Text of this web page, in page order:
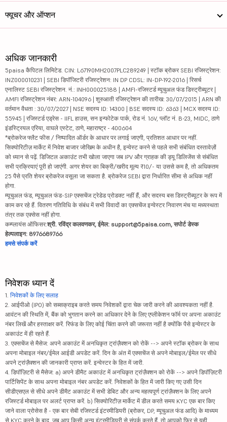
फ्यूचर और ऑप्शन
अधिक जानकारी
5paisa कैपिटल लिमिटेड. CIN: L67190MH2007PLC289249 | स्टॉक ब्रोकर SEBI रजिस्ट्रेशन:
INZ000010231 | SEBI डिपॉजिटरी रजिस्ट्रेशन: IN DP CDSL: IN-DP-192-2016 | रिसर्च
एनालिस्ट SEBI रजिस्ट्रेशन. नं.: INH000025188 | AMFI-रजिस्टर्ड म्यूचुअल फंड डिस्ट्रीब्यूटर |
AMFI रजिस्ट्रेशन नंबर: ARN-104096 | शुरुआती रजिस्ट्रेशन की तारीख: 30/07/2015 | ARN की
वर्तमान वैधता : 30/07/2027 | NSE सदस्य ID: 14300 | BSE सदस्य ID: 6363 | MCX सदस्य ID:
55945 | रजिस्टर्ड एड्रेस - IIFL हाउस, सन इन्फोटेक पार्क, रोड नं. 16V, प्लॉट नं. B-23, MIDC, ठाणे
इंडस्ट्रियल एरिया, वाघले एस्टेट, ठाणे, महाराष्ट्र - 400604
*ब्रोकरेज फ्लैट फीस / निष्पादित ऑर्डर के आधार पर लगाई जाएगी, प्रतिशत आधार पर नहीं.
सिक्योरिटीज़ मार्केट में निवेश बाजार जोखिम के अधीन है, इन्वेस्ट करने से पहले सभी संबंधित दस्तावेज़ों
को ध्यान से पढ़ें. डिजिटल अकाउंट तभी खोला जाएगा जब IPV और ग्राहक की ड्यू डिलिजेंस से संबंधित
सभी प्रक्रियाएं पूरी हो जाएंगी. अगर शेयर का बिक्री/खरीद मूल्य ₹10/- या उससे कम है, तो अधिकतम
25 पैसे प्रति शेयर ब्रोकरेज वसूला जा सकता है. ब्रोकरेज SEBI द्वारा निर्धारित सीमा से अधिक नहीं
होगा.
म्यूचुअल फंड, म्यूचुअल फंड-SIP एक्सचेंज ट्रेडेड प्रोडक्ट नहीं हैं, और सदस्य बस डिस्ट्रीब्यूटर के रूप में
काम कर रहे हैं. वितरण गतिविधि के संबंध में सभी विवादों का एक्सचेंज इन्वेस्टर निवारण मंच या मध्यस्थता
तंत्र तक एक्सेस नहीं होगा.
कम्प्लायंस ऑफिसर:श्री. रविंद्र कलवणकर, ईमेल: support@5paisa.com, सपोर्ट डेस्क
हेल्पलाइन: 8976689766
हमसे संपर्क करें
निवेशक ध्यान दें
1. निवेशकों के लिए सलाह
2. आईपीओ (IPO) को सब्सक्राइब करते समय निवेशकों द्वारा चेक जारी करने की आवश्यकता नहीं है.
आवंटन की स्थिति में, बैंक को भुगतान करने का अधिकार देने के लिए एप्लीकेशन फॉर्म पर अपना अकाउंट
नंबर लिखें और हस्ताक्षर करें. रिफंड के लिए कोई चिंता करने की जरूरत नहीं है क्योंकि पैसे इन्वेस्टर के
अकाउंट में ही रहते हैं.
3. एक्सचेंज से मैसेज: अपने अकाउंट में अनधिकृत ट्रांज़ैक्शन को रोकें --> अपने स्टॉक ब्रोकर के साथ
अपना मोबाइल नंबर/ईमेल आईडी अपडेट करें. दिन के अंत में एक्सचेंज से अपने मोबाइल/ईमेल पर सीधे
अपने ट्रांज़ैक्शन की जानकारी प्राप्त करें. इन्वेस्टर के हित में जारी.
4. डिपॉज़िटरी से मैसेज: a) अपने डीमैट अकाउंट में अनधिकृत ट्रांज़ैक्शन को रोकें --> अपने डिपॉज़िटरी
पार्टिसिपेंट के साथ अपना मोबाइल नंबर अपडेट करें. निवेशकों के हित में जारी किए गए उसी दिन
सीडीएसएल से सीधे अपने डीमैट अकाउंट में सभी डेबिट और अन्य महत्वपूर्ण ट्रांज़ैक्शन के लिए अपने
रजिस्टर्ड मोबाइल पर अलर्ट प्राप्त करें. b) सिक्योरिटीज़ मार्केट में डील करते समय KYC एक बार किए
जाने वाला प्रोसेस है - एक बार सेबी रजिस्टर्ड इंटरमीडियरी (ब्रोकर, DP, म्यूचुअल फंड आदि) के माध्यम
से KYC करने के बाद, जब आप किसी अन्य इंटरमीडियरी से संपर्क करते हैं, तो आपको फिर से यही